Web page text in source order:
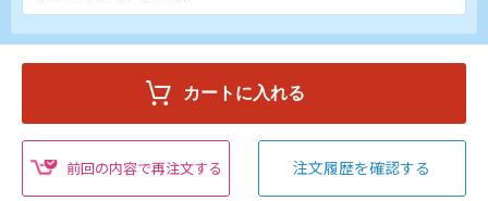
前回の内容で再注文する 注文履歴を確認する